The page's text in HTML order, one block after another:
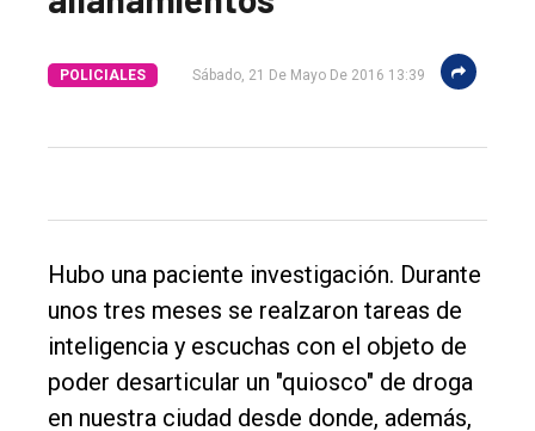
Balcarce
Inicio
Tendencia
POLICIALES Sábado, 21 De Mayo De 2016 13:39
Hubo una paciente investigación. Durante
unos tres meses se realzaron tareas de
inteligencia y escuchas con el objeto de
poder desarticular un "quiosco" de droga
en nuestra ciudad desde donde, además,